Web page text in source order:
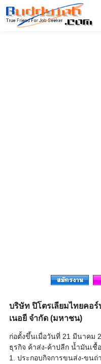
บริษัท ปิโตรเลียมไทยคอ
เนอยี จำกัด (มหาชน)
ก่อตั้งขึ้นเมื่อวันที่ 21 มีนาคม
ธุรกิจ ค้าส่ง-ค้าปลีก น้ำมันเชื้
1. ประกอบกิจการขนส่ง-ขนถ่